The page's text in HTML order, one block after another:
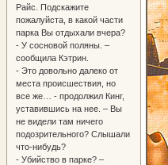
Райс. Подскажите
пожалуйста, в какой части
парка Вы отдыхали вчера?
- У сосновой поляны. –
сообщила Кэтрин.
- Это довольно далеко от
места происшествия, но
все же… - продолжил Кинг,
уставившись на нее. – Вы
не видели там ничего
подозрительного? Слышали
что-нибудь?
- Убийство в парке? –